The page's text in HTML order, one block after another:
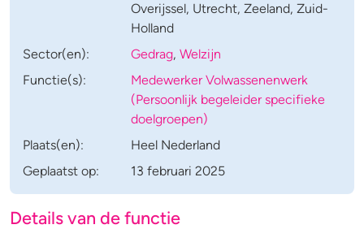
Overijssel, Utrecht, Zeeland, Zuid-
Holland
Sector(en):
Gedrag,Welzijn
Functie(s):
Medewerker Volwassenenwerk
(Persoonlijk begeleider specifieke
doelgroepen)
Plaats(en):
Heel Nederland
Geplaatst op:
13 februari 2025
Details van de functie